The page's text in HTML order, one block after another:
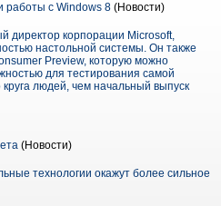
работы с Windows 8 (Новости)
директор корпорации Microsoft,
настольной системы. Он также
Preview, которую можно
для тестирования самой
людей, чем начальный выпуск
(Новости)
технологии окажут более сильное